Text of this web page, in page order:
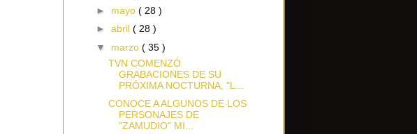
► mayo ( 28 )
► abril ( 28 )
▼ marzo ( 35 )
TVN COMENZÓ
GRABACIONES DE SU
PRÓXIMA NOCTURNA, "L...
CONOCE A ALGUNOS DE LOS
PERSONAJES DE
"ZAMUDIO" MI...